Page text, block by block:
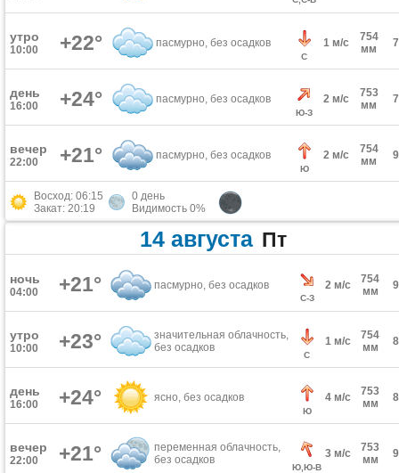
утро
10:00 +22° пасмурно, без осадков
С
1 м/с
754
мм
день
16:00 +24° пасмурно, без осадков
Ю-З
2 м/с
753
мм
вечер
22:00 +21° пасмурно, без осадков
Ю
2 м/с
754
мм
Восход: 06:15
Закат: 20:19
0 день
Видимость 0%
14 августа Пт
ночь
04:00 +21° пасмурно, без осадков
С-З
2 м/с
754
мм
утро
10:00 +23°
значительная облачность,
без осадков
С
1 м/с
754
мм
день
16:00 +24° ясно, без осадков
Ю
4 м/с
753
мм
вечер
22:00 +21°
переменная облачность,
без осадков
Ю,Ю-В
3 м/с
753
мм